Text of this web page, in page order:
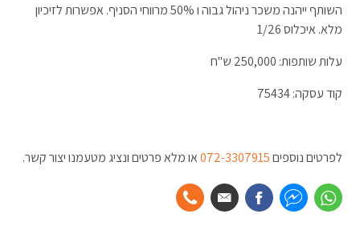
השותף ייהנה משכר ניהול גבוה ו 50% מרווחי הסניף. אפשרות לזיכיון
מלא. איכלוס 1/26
עלות שותפות: 250,000 ש"ח
קוד עסקה: 75434
לפרטים נוספים072-3307915או מלא פרטים ונציג מטעמנו יצור קשר.